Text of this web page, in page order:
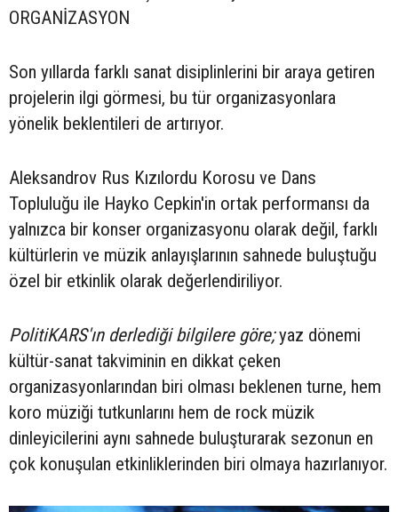
ORGANİZASYON
Son yıllarda farklı sanat disiplinlerini bir araya getiren
projelerin ilgi görmesi, bu tür organizasyonlara
yönelik beklentileri de artırıyor.
Aleksandrov Rus Kızılordu Korosu ve Dans
Topluluğu ile Hayko Cepkin'in ortak performansı da
yalnızca bir konser organizasyonu olarak değil, farklı
kültürlerin ve müzik anlayışlarının sahnede buluştuğu
özel bir etkinlik olarak değerlendiriliyor.
PolitiKARS'ın derlediği bilgilere göre;yaz dönemi
kültür-sanat takviminin en dikkat çeken
organizasyonlarından biri olması beklenen turne, hem
koro müziği tutkunlarını hem de rock müzik
dinleyicilerini aynı sahnede buluşturarak sezonun en
çok konuşulan etkinliklerinden biri olmaya hazırlanıyor.